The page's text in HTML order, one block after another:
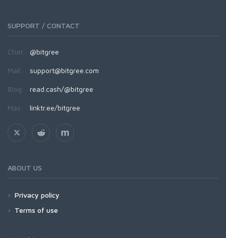
SUPPORT / CONTACT
Chat: @bitgree
Mail: support@bitgree.com
Blog: read.cash/@bitgree
Más: linktr.ee/bitgree
ABOUT US
Privacy policy
Terms of use